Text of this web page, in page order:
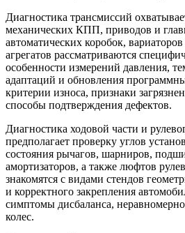
Диагностика трансмиссий
механических КПП, приводов и
автоматических коробок,
агрегатов рассматриваются
особенности измерений давления,
адаптаций и обновления
критерии износа, признаки
способы подтверждения дефектов.
Диагностика ходовой части и
предполагает проверку углов
состояния рычагов, шарниров,
амортизаторов, а также люфтов
знакомятся с видами стендов
и корректного закрепления
симптомы дисбаланса,
колес.